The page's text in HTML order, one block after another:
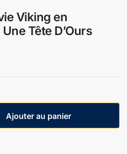
Viking en
Tête D’Ours
Ajouter au panier